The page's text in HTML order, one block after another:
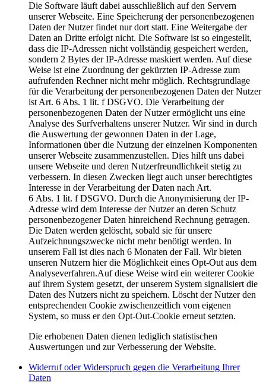
Die Software läuft dabei ausschließlich auf den Servern
unserer Webseite. Eine Speicherung der personenbezogenen
Daten der Nutzer findet nur dort statt. Eine Weitergabe der
Daten an Dritte erfolgt nicht. Die Software ist so eingestellt,
dass die IP-Adressen nicht vollständig gespeichert werden,
sondern 2 Bytes der IP-Adresse maskiert werden. Auf diese
Weise ist eine Zuordnung der gekürzten IP-Adresse zum
aufrufenden Rechner nicht mehr möglich. Rechtsgrundlage
für die Verarbeitung der personenbezogenen Daten der Nutzer
ist Art. 6 Abs. 1 lit. f DSGVO. Die Verarbeitung der
personenbezogenen Daten der Nutzer ermöglicht uns eine
Analyse des Surfverhaltens unserer Nutzer. Wir sind in durch
die Auswertung der gewonnen Daten in der Lage,
Informationen über die Nutzung der einzelnen Komponenten
unserer Webseite zusammenzustellen. Dies hilft uns dabei
unsere Webseite und deren Nutzerfreundlichkeit stetig zu
verbessern. In diesen Zwecken liegt auch unser berechtigtes
Interesse in der Verarbeitung der Daten nach Art.
6 Abs. 1 lit. f DSGVO. Durch die Anonymisierung der IP-
Adresse wird dem Interesse der Nutzer an deren Schutz
personenbezogener Daten hinreichend Rechnung getragen.
Die Daten werden gelöscht, sobald sie für unsere
Aufzeichnungszwecke nicht mehr benötigt werden. In
unserem Fall ist dies nach 6 Monaten der Fall. Wir bieten
unseren Nutzern hier die Möglichkeit eines Opt-Out aus dem
Analyseverfahren.Auf diese Weise wird ein weiterer Cookie
auf ihrem System gesetzt, der unserem System signalisiert die
Daten des Nutzers nicht zu speichern. Löscht der Nutzer den
entsprechenden Cookie zwischenzeitlich vom eigenen
System, so muss er den Opt-Out-Cookie erneut setzten.
Die erhobenen Daten dienen lediglich statistischen
Auswertungen und zur Verbesserung der Website.
Widerruf oder Widerspruch gegen die Verarbeitung Ihrer
Daten